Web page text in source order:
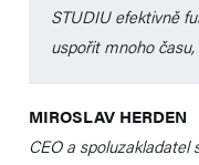
STUDIU efektivně
uspořit mnoho
MIROSLAV HERDEN
CEO a spoluzakladatel